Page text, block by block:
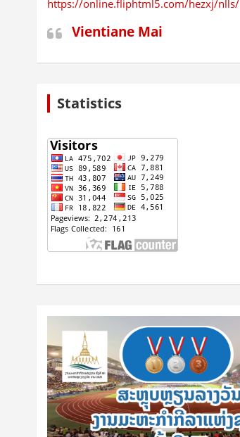
https://online.fliphtml5.com/hezxj/nlls/
Vientiane Mai
Statistics